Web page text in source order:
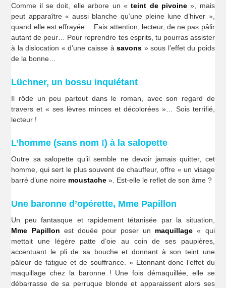
Comme il se doit, elle arbore un «teint de pivoine», mais
peut apparaître « aussi blanche qu’une pleine lune d’hiver »,
quand elle est effrayée… Fais attention, lecteur, de ne pas pâlir
autant de peur… Pour reprendre tes esprits, tu pourras assister
à la dislocation « d’une caisse àsavons » sous l’effet du poids
de la bonne…
Lüchner, un bossu inquiétant
Il rôde un peu partout dans le roman, avec son regard de
travers et « ses lèvres minces et décolorées »… Sois terrifié,
lecteur !
L’homme (sans nom !) à la salopette
Outre sa salopette qu’il semble ne devoir jamais quitter, cet
homme, qui sert le plus souvent de chauffeur, offre « un visage
barré d’une noire moustache ». Est-elle le reflet de son âme ?
Une baronne d’opérette, Mme Papillon
Un peu fantasque et rapidement tétanisée par la situation,
Mme Papillon est douée pour poser un maquillage « qui
mettait une légère patte d’oie au coin de ses paupières,
accentuant le pli de sa bouche et donnant à son teint une
pâleur de fatigue et de souffrance. » Etonnant donc l’effet du
maquillage chez la baronne ! Une fois démaquillée, elle se
débarrasse de sa perruque blonde et apparaissent alors ses